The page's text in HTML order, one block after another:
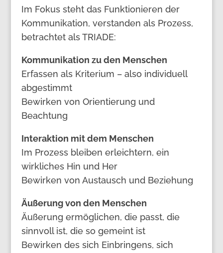
Im Fokus steht das Funktionieren der
Kommunikation, verstanden als Prozess,
betrachtet als TRIADE:
Kommunikation zu den Menschen
Erfassen als Kriterium – also individuell
abgestimmt
Bewirken von Orientierung und
Beachtung
Interaktion mit dem Menschen
Im Prozess bleiben erleichtern, ein
wirkliches Hin und Her
Bewirken von Austausch und Beziehung
Äußerung von den Menschen
Äußerung ermöglichen, die passt, die
sinnvoll ist, die so gemeint ist
Bewirken des sich Einbringens, sich